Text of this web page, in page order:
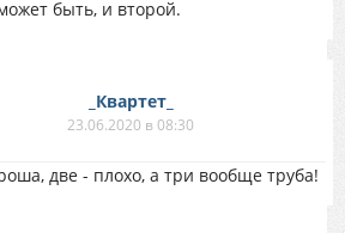
быть, и второй.
_Квартет_
23.06.2020 в 08:30
две - плохо, а три вообще труба!